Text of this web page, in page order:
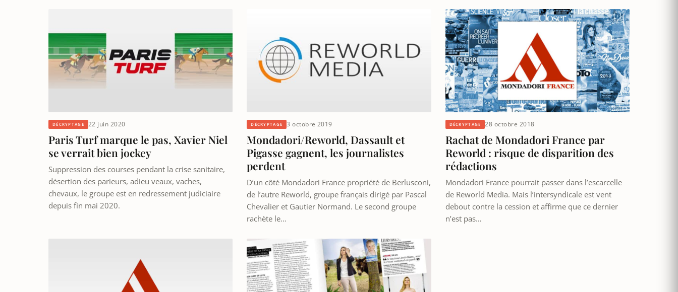
DÉCRYPTAGE 22 juin 2020
Paris Turf marque le pas, Xavier Niel
se verrait bien jockey
Suppression des courses pendant la crise sanitaire,
désertion des parieurs, adieu veaux, vaches,
chevaux, le groupe est en redressement judiciaire
depuis fin mai 2020.
DÉCRYPTAGE 3 octobre 2019
Mondadori/Reworld, Dassault et
Pigasse gagnent, les journalistes
perdent
D’un côté Mondadori France propriété de Berlusconi,
de l’autre Reworld, groupe français dirigé par Pascal
Chevalier et Gautier Normand. Le second groupe
rachète le…
DÉCRYPTAGE 28 octobre 2018
Rachat de Mondadori France par
Reworld : risque de disparition des
rédactions
Mondadori France pourrait passer dans l’escarcelle
de Reworld Media. Mais l’intersyndicale est vent
debout contre la cession et affirme que ce dernier
n’est pas…